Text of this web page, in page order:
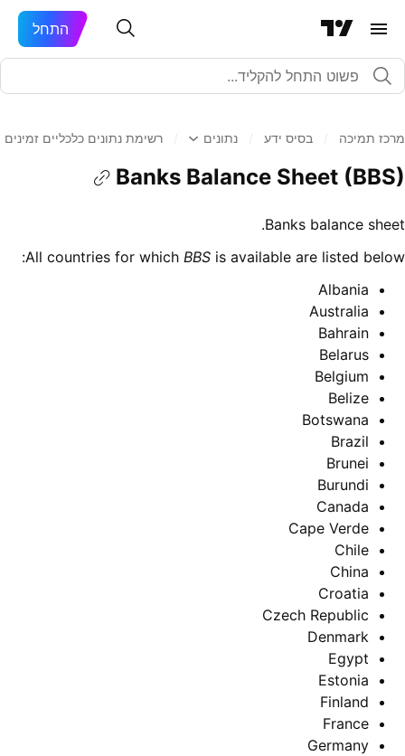
התחל
מרכז תמיכה בסיס ידע נתונים רשימת נתונים כלכליים זמינים
Banks Balance Sheet (BBS)
Banks balance sheet.
All countries for which BBS is available are listed below:
Albania
Australia
Bahrain
Belarus
Belgium
Belize
Botswana
Brazil
Brunei
Burundi
Canada
Cape Verde
Chile
China
Croatia
Czech Republic
Denmark
Egypt
Estonia
Finland
France
Germany